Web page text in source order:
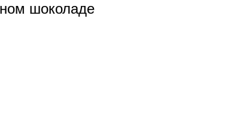
шоколаде